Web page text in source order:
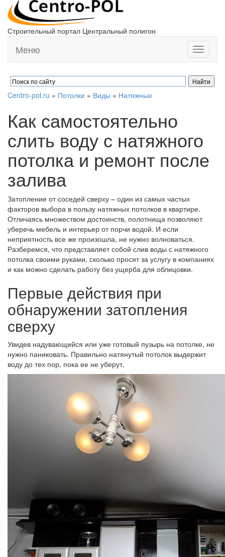
Строительный портал Центральный полигон
Toggle
Меню
Centro-pol.ru » Потолки » Виды » Натяжные
Как самостоятельно
слить воду с натяжного
потолка и ремонт после
залива
Затопление от соседей сверху – один из самых частых
факторов выбора в пользу натяжных потолков в квартире.
Отличаясь множеством достоинств, полотнища позволяют
уберечь мебель и интерьер от порчи водой. И если
неприятность все же произошла, не нужно волноваться.
Разберемся, что представляет собой слив воды с натяжного
потолка своими руками, сколько просят за услугу в компаниях
и как можно сделать работу без ущерба для облицовки.
Первые действия при
обнаружении затопления
сверху
Увидев надувающийся или уже готовый пузырь на потолке, не
нужно паниковать. Правильно натянутый потолок выдержит
воду до тех пор, пока ее не уберут.